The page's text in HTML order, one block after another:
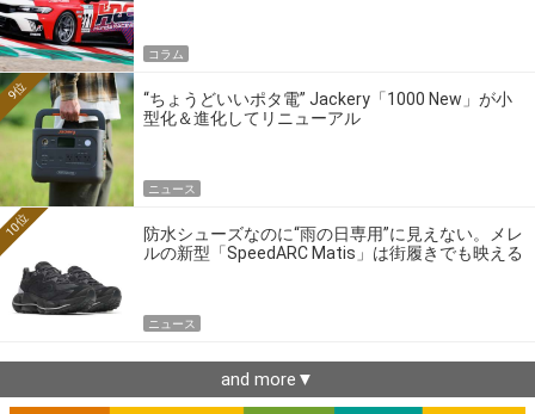
コラム
“ちょうどいいポタ電” Jackery「1000 New」が小
型化＆進化してリニューアル
9位
ニュース
防水シューズなのに“雨の日専用”に見えない。メレ
ルの新型「SpeedARC Matis」は街履きでも映える
10位
ニュース
and more▼